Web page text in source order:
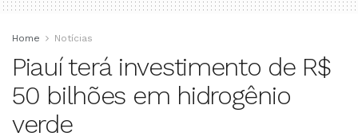
Home Notícias
Piauí terá investimento de R$
50 bilhões em hidrogênio
verde